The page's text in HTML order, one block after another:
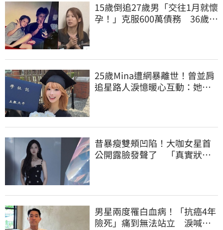
15歲倒追27歲男「交往1月就懷
孕！」克服600萬債務 36歲美
25歲Mina遭網暴離世！曾並肩
追星路人淚憶暖心互動：她真
昔暴瘦雙頰凹陷！大咖女星首
公開露臉發聲了 「真實狀
男星兩度罹白血病！「抗癌4年
險死」痛到無法站立 淚喊：